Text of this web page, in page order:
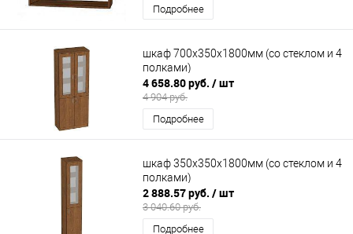
Подробнее
шкаф 700х350х1800мм (со стеклом и 4
полками)
4 658.80 руб. / шт
4 904 руб.
Подробнее
шкаф 350х350х1800мм (со стеклом и 4
полками)
2 888.57 руб. / шт
3 040.60 руб.
Подробнее